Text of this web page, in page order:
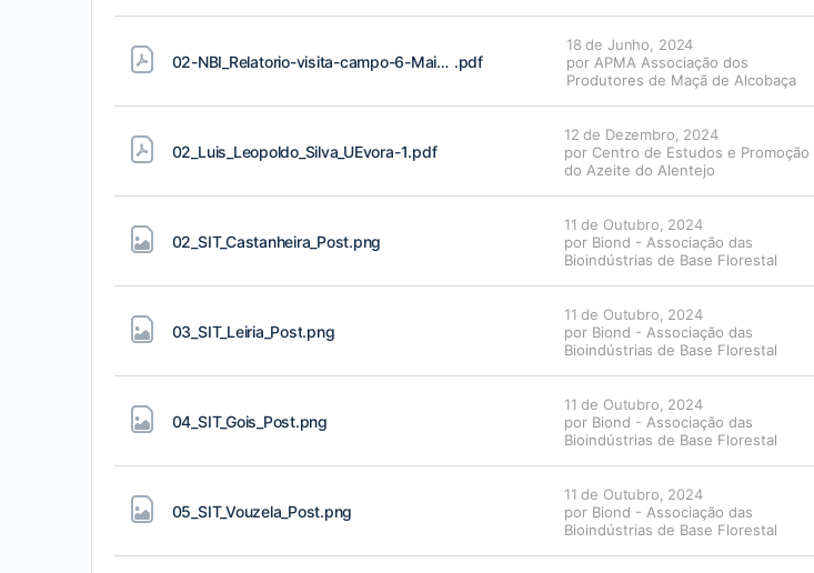
02-NBI_Relatorio-visita-campo-6-Maio-Macas-de-Alcobaca .pdf
18 de Junho, 2024
por APMA Associação dos
Produtores de Maçã de Alcobaça
02_Luis_Leopoldo_Silva_UEvora-1.pdf
12 de Dezembro, 2024
por Centro de Estudos e Promoção
do Azeite do Alentejo
02_SIT_Castanheira_Post.png
11 de Outubro, 2024
por Biond - Associação das
Bioindústrias de Base Florestal
03_SIT_Leiria_Post.png
11 de Outubro, 2024
por Biond - Associação das
Bioindústrias de Base Florestal
04_SIT_Gois_Post.png
11 de Outubro, 2024
por Biond - Associação das
Bioindústrias de Base Florestal
05_SIT_Vouzela_Post.png
11 de Outubro, 2024
por Biond - Associação das
Bioindústrias de Base Florestal